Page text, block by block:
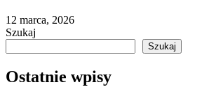
12 marca, 2026
Szukaj
Szukaj
Ostatnie wpisy